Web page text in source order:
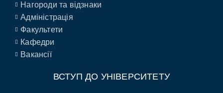
Нагороди та відзнаки
Адміністрація
Факультети
Кафедри
Вакансії
ВСТУП ДО УНІВЕРСИТЕТУ